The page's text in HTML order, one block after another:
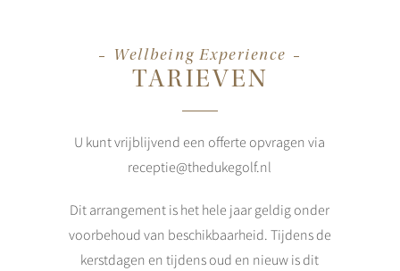
Wellbeing Experience
TARIEVEN
U kunt vrijblijvend een offerte opvragen via
receptie@thedukegolf.nl
Dit arrangement is het hele jaar geldig onder
voorbehoud van beschikbaarheid. Tijdens de
kerstdagen en tijdens oud en nieuw is dit